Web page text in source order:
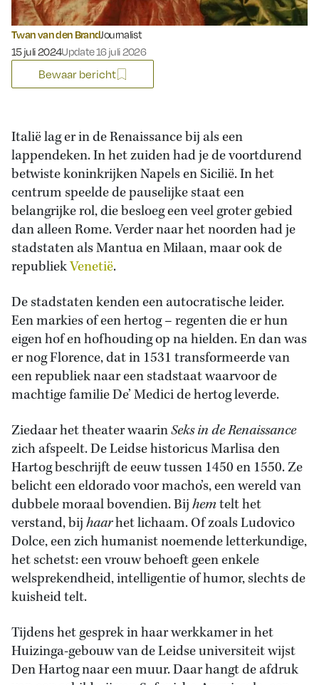
Twan van den BrandJournalist
Gepubliceerd op:
15 juli 2024Update 16 juli 2026
Bewaar bericht
Italië lag er in de Renaissance bij als een
lappendeken. In het zuiden had je de voortdurend
betwiste koninkrijken Napels en Sicilië. In het
centrum speelde de pauselijke staat een
belangrijke rol, die besloeg een veel groter gebied
dan alleen Rome. Verder naar het noorden had je
stadstaten als Mantua en Milaan, maar ook de
republiekVenetië.
De stadstaten kenden een autocratische leider.
Een markies of een hertog – regenten die er hun
eigen hof en hofhouding op na hielden. En dan was
er nog Florence, dat in 1531 transformeerde van
een republiek naar een stadstaat waarvoor de
machtige familie De’ Medici de hertog leverde.
Ziedaar het theater waarinSeks in de Renaissance
zich afspeelt. De Leidse historicus Marlisa den
Hartog beschrijft de eeuw tussen 1450 en 1550. Ze
belicht een eldorado voor macho’s, een wereld van
dubbele moraal bovendien. Bijhemtelt het
verstand, bijhaarhet lichaam. Of zoals Ludovico
Dolce, een zich humanist noemende letterkundige,
het schetst: een vrouw behoeft geen enkele
welsprekendheid, intelligentie of humor, slechts de
kuisheid telt.
Tijdens het gesprek in haar werkkamer in het
Huizinga-gebouw van de Leidse universiteit wijst
Den Hartog naar een muur. Daar hangt de afdruk